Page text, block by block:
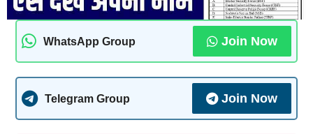
WhatsApp Group Join Now
Telegram Group Join Now